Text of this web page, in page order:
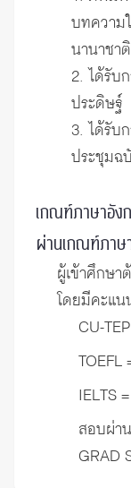
บทความ
นานาชาติ
2. ได้รับ
ประดิษฐ์
3. ได้รับ
ประชุม
เกณฑ์ภาษาอัง
ผ่านเกณฑ์ภาษ
ผู้เข้าศึกษ
โดยมีคะแน
CU-
TOEFL
IELTS
สอบผ่า
GRAD